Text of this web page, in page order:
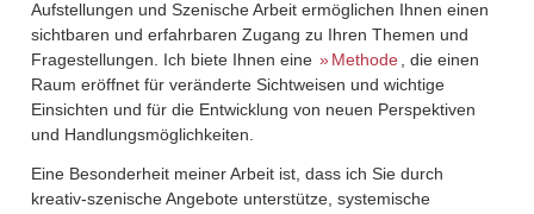
Aufstellungen und Szenische Arbeit ermöglichen Ihnen einen
sichtbaren und erfahrbaren Zugang zu Ihren Themen und
Fragestellungen. Ich biete Ihnen eine
Methode , die einen
Raum eröffnet für veränderte Sichtweisen und wichtige
Einsichten und für die Entwicklung von neuen Perspektiven
und Handlungsmöglichkeiten.
Eine Besonderheit meiner Arbeit ist, dass ich Sie durch
kreativ-szenische Angebote unterstütze, systemische